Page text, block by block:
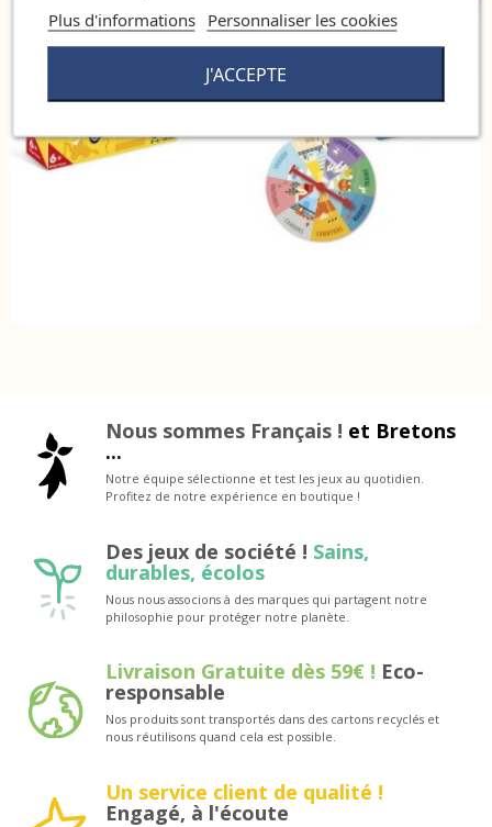
Nous sommes Français ! et Bretons
...
Notre équipe sélectionne et test les jeux au quotidien.
Profitez de notre expérience en boutique !
Des jeux de société ! Sains,
durables, écolos
Nous nous associons à des marques qui partagent notre
philosophie pour protéger notre planète.
Livraison Gratuite dès 59€ ! Eco-
responsable
Nos produits sont transportés dans des cartons recyclés et
nous réutilisons quand cela est possible.
Un service client de qualité !
Engagé, à l'écoute
Plus d'informations Personnaliser les cookies
J'ACCEPTE